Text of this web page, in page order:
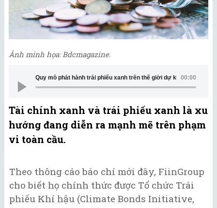
Ảnh minh họa: Bdcmagazine.
00:00
Quy mô phát hành trái phiếu xanh trên thế giới dự kiến đạt 1.000 tỉ
Tài chính xanh và trái phiếu xanh là xu
hướng đang diễn ra mạnh mẽ trên phạm
vi toàn cầu.
Theo thông cáo báo chí mới đây, FiinGroup
cho biết họ chính thức được Tổ chức Trái
phiếu Khí hậu (Climate Bonds Initiative,